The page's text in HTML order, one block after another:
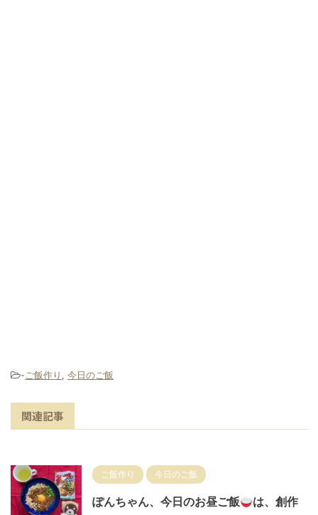
- ご飯作り , 今日のご飯
関連記事
ご飯作り 今日のご飯
ぽんちゃん、今日のお昼ご飯
は、創作